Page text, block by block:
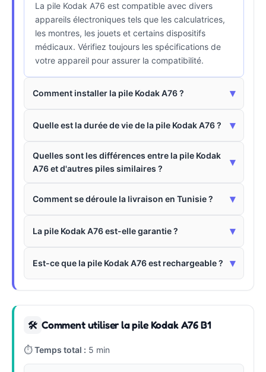
La pile Kodak A76 est compatible avec divers
appareils électroniques tels que les calculatrices,
les montres, les jouets et certains dispositifs
médicaux. Vérifiez toujours les spécifications de
votre appareil pour assurer la compatibilité.
Comment installer la pile Kodak A76 ? ▾
Quelle est la durée de vie de la pile Kodak A76 ? ▾
Quelles sont les différences entre la pile Kodak
A76 et d'autres piles similaires ?
▾
Comment se déroule la livraison en Tunisie ? ▾
La pile Kodak A76 est-elle garantie ? ▾
Est-ce que la pile Kodak A76 est rechargeable ? ▾
🛠 Comment utiliser la pile Kodak A76 B1
⏱Temps total : 5 min